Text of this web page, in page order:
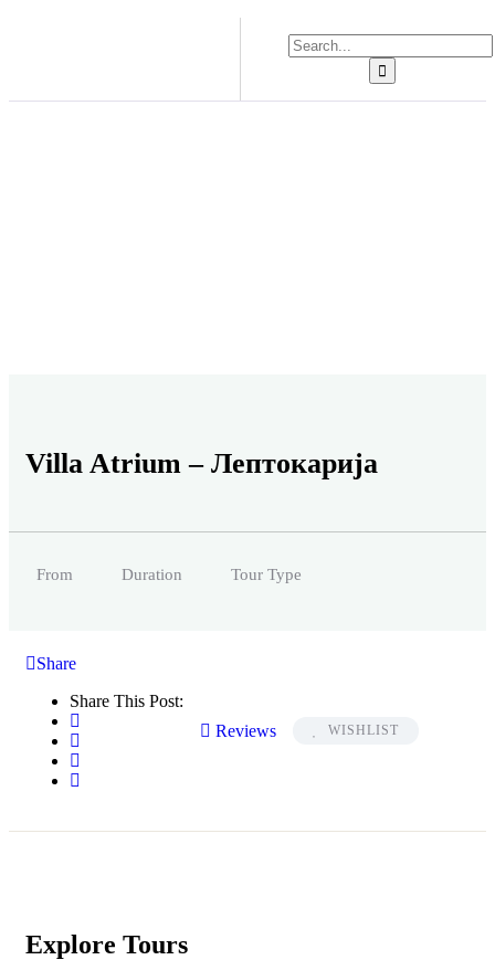
Villa Atrium – Лептокарија
From Duration Tour Type
Share
Share This Post:
Reviews
WISHLIST
Explore Tours